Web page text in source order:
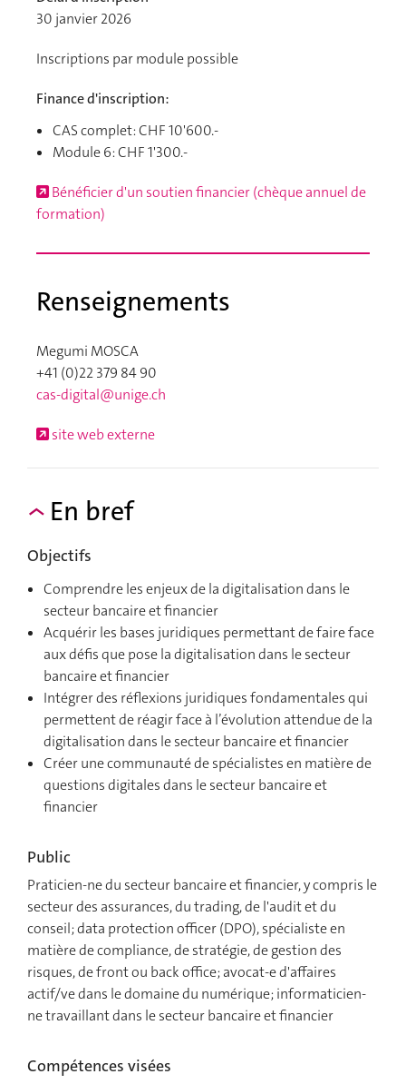
30 janvier 2026
Inscriptions par module possible
Finance d'inscription:
CAS complet: CHF 10'600.-
Module 6: CHF 1'300.-
Bénéficier d'un soutien financier (chèque annuel de
formation)
Renseignements
Megumi MOSCA
+41 (0)22 379 84 90
cas-digital@unige.ch
site web externe
En bref
Objectifs
Comprendre les enjeux de la digitalisation dans le
secteur bancaire et financier
Acquérir les bases juridiques permettant de faire face
aux défis que pose la digitalisation dans le secteur
bancaire et financier
Intégrer des réflexions juridiques fondamentales qui
permettent de réagir face à l’évolution attendue de la
digitalisation dans le secteur bancaire et financier
Créer une communauté de spécialistes en matière de
questions digitales dans le secteur bancaire et
financier
Public
Praticien-ne du secteur bancaire et financier, y compris le
secteur des assurances, du trading, de l'audit et du
conseil; data protection officer (DPO), spécialiste en
matière de compliance, de stratégie, de gestion des
risques, de front ou back office; avocat-e d'affaires
actif/ve dans le domaine du numérique; informaticien-
ne travaillant dans le secteur bancaire et financier
Compétences visées